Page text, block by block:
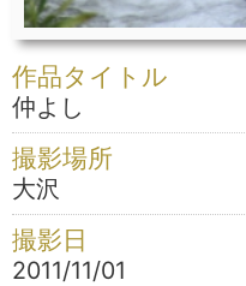
作品タイトル
仲よし
撮影場所
大沢
撮影日
2011/11/01